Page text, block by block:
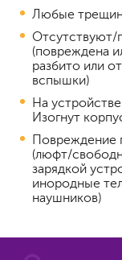
Любые
Отсутствуют/
(повреждена
разбито или
вспышки)
На
Изогнут
Повреждение
(люфт/
зарядкой
инородные
наушников)